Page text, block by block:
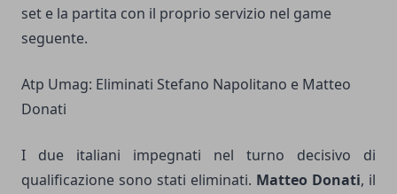
set e la partita con il proprio servizio nel game
seguente.
Atp Umag: Eliminati Stefano Napolitano e Matteo
Donati
I due italiani impegnati nel turno decisivo di
qualificazione sono stati eliminati. Matteo Donati, il